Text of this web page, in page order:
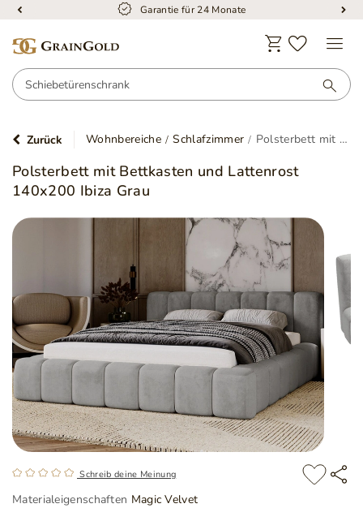
Kostenloser
Zurück Wohnbereiche Schlafzimmer Polsterbett mit Bettkasten und Lattenrost 140x200 Ibiza Grau
Polsterbett mit Bettkasten und Lattenrost
140x200 Ibiza Grau
Schreib deine Meinung
Materialeigenschaften Magic Velvet